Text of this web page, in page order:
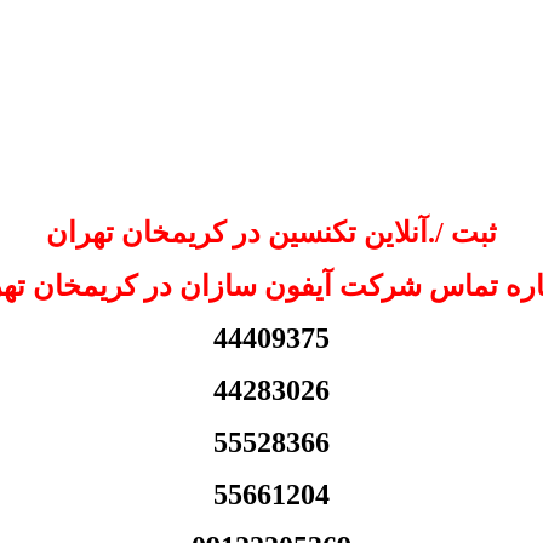
ثبت /.آنلاین تکنسین در کریمخان تهران
تماس شرکت آیفون سازان در کریمخان
44409375
44283026
55528366
55661204